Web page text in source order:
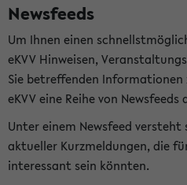
Newsfeeds
Um Ihnen einen
eKVV Hinweisen,
Sie betreffenden
eKVV eine Reihe von Newsfeeds
Unter einem Newsfeed
aktueller Kurzmeldungen, die
interessant sein könnten.